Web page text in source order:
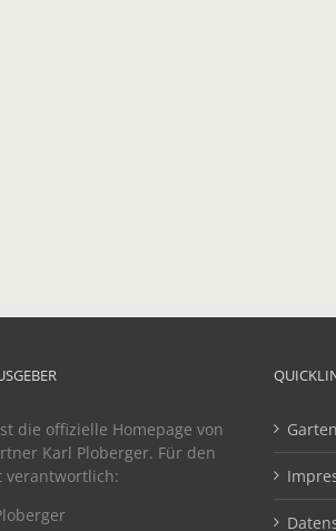
die offizielle Homepage von
Karl Ploberger. Für den
verantwortlich: